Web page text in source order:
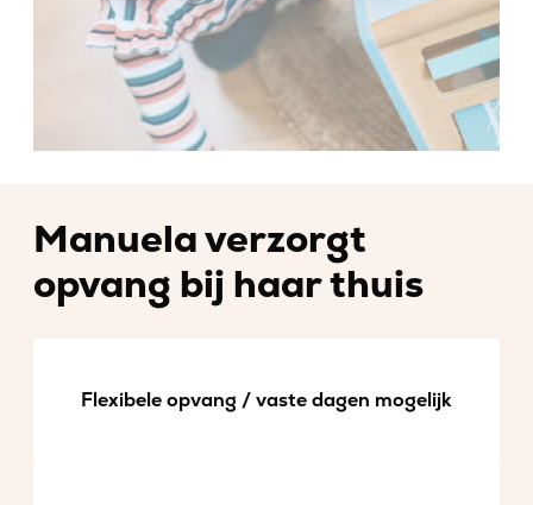
Manuela verzorgt
opvang bij haar thuis
Flexibele opvang / vaste dagen mogelijk